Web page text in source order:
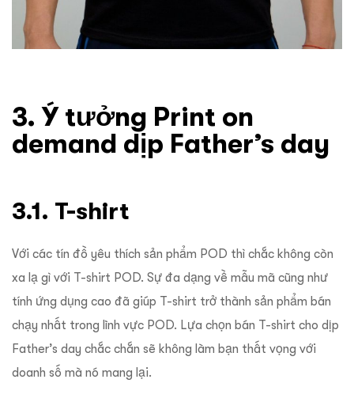
3. Ý tưởng Print on
demand dịp Father’s day
3.1. T-shirt
Với các tín đồ yêu thích sản phẩm POD thì chắc không còn
xa lạ gì với T-shirt POD. Sự đa dạng về mẫu mã cũng như
tính ứng dụng cao đã giúp T-shirt trở thành sản phẩm bán
chạy nhất trong lĩnh vực POD. Lựa chọn bán T-shirt cho dịp
Father’s day chắc chắn sẽ không làm bạn thất vọng với
doanh số mà nó mang lại.